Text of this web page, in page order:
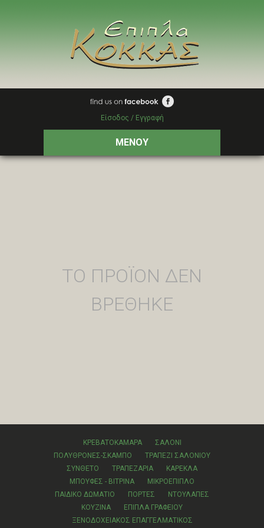
Είσοδος / Εγγραφή
ΜΕΝΟΥ
ΤΟ ΠΡΟΪΟΝ ΔΕΝ
ΒΡΕΘΗΚΕ
ΚΡΕΒΑΤΟΚΑΜΑΡΑ
ΣΑΛΟΝΙ
ΠΟΛΥΘΡΟΝΕΣ-ΣΚΑΜΠΟ
ΤΡΑΠΕΖΙ ΣΑΛΟΝΙΟΥ
ΣΥΝΘΕΤΟ
ΤΡΑΠΕΖΑΡΙΑ
ΚΑΡΕΚΛΑ
ΜΠΟΥΦΕΣ - ΒΙΤΡΙΝΑ
ΜΙΚΡΟΕΠΙΠΛΟ
ΠΑΙΔΙΚΟ ΔΩΜΑΤΙΟ
ΠΟΡΤΕΣ
ΝΤΟΥΛΑΠΕΣ
ΚΟΥΖΙΝΑ
ΕΠΙΠΛΑ ΓΡΑΦΕΙΟΥ
ΞΕΝΟΔΟΧΕΙΑΚΟΣ ΕΠΑΓΓΕΛΜΑΤΙΚΟΣ